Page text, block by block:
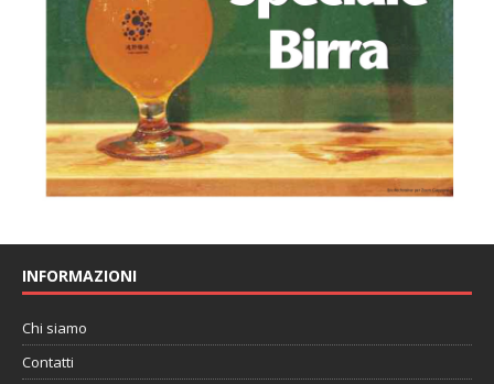
INFORMAZIONI
Chi siamo
Contatti